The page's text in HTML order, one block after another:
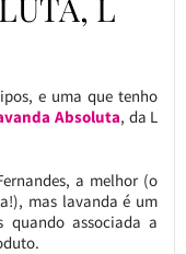
L
e uma que tenho
Absoluta, da L
a melhor (o
mas lavanda é um
associada a